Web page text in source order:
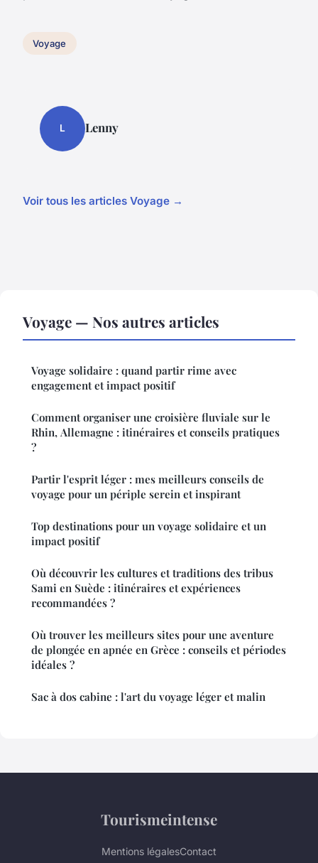
Voyage
L Lenny
Voir tous les articles Voyage →
Voyage — Nos autres articles
Voyage solidaire : quand partir rime avec
engagement et impact positif
Comment organiser une croisière fluviale sur le
Rhin, Allemagne : itinéraires et conseils pratiques
?
Partir l'esprit léger : mes meilleurs conseils de
voyage pour un périple serein et inspirant
Top destinations pour un voyage solidaire et un
impact positif
Où découvrir les cultures et traditions des tribus
Sami en Suède : itinéraires et expériences
recommandées ?
Où trouver les meilleurs sites pour une aventure
de plongée en apnée en Grèce : conseils et périodes
idéales ?
Sac à dos cabine : l'art du voyage léger et malin
Tourismeintense
Mentions légalesContact